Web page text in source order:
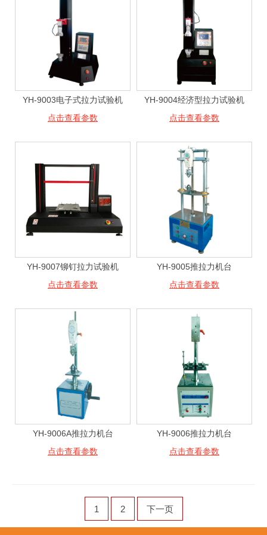
YH-9003电子式拉力试验机
点击查看参数
YH-9004经济型拉力试验机
点击查看参数
YH-9007铆钉拉力试验机
点击查看参数
YH-9005推拉力机台
点击查看参数
YH-9006A推拉力机台
点击查看参数
YH-9006推拉力机台
点击查看参数
1 2 下一页